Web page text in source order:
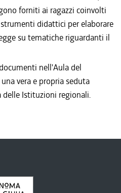
forniti ai ragazzi coinvolti
didattici per elaborare
su tematiche riguardanti il
nell'Aula del
vera e propria seduta
delle Istituzioni regionali.